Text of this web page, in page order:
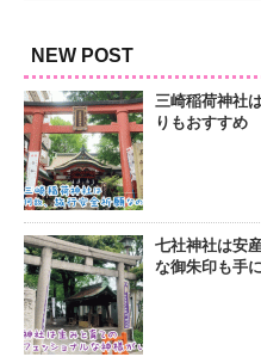
NEW POST
三崎稲荷神社
りもおすすめ
七社神社は安
な御朱印も手